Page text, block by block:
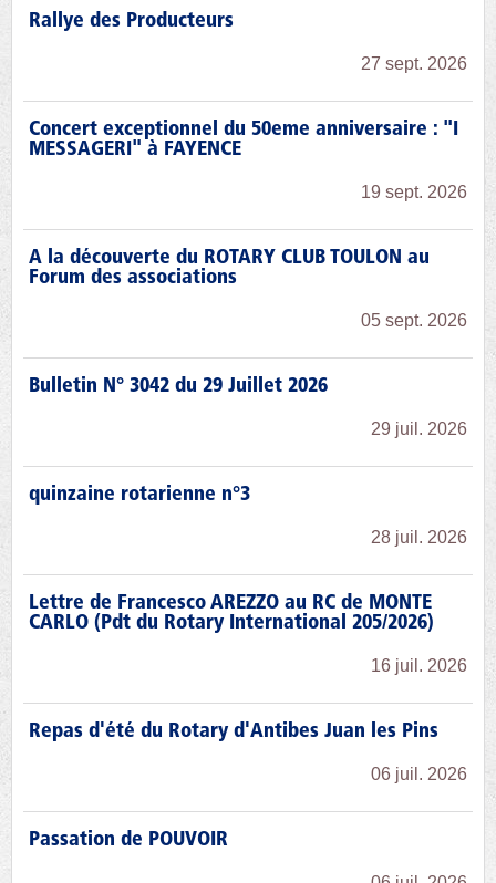
Rallye des Producteurs
27 sept. 2026
Concert exceptionnel du 50eme anniversaire : "I
MESSAGERI" à FAYENCE
19 sept. 2026
A la découverte du ROTARY CLUB TOULON au
Forum des associations
05 sept. 2026
Bulletin N° 3042 du 29 Juillet 2026
29 juil. 2026
quinzaine rotarienne n°3
28 juil. 2026
Lettre de Francesco AREZZO au RC de MONTE
CARLO (Pdt du Rotary International 205/2026)
16 juil. 2026
Repas d'été du Rotary d'Antibes Juan les Pins
06 juil. 2026
Passation de POUVOIR